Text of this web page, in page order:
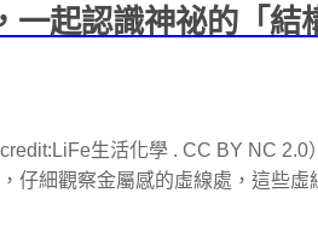
一起認識神祕的「結
生活化學 . CC BY NC 2.0
仔細觀察金屬感的虛線處，這些虛